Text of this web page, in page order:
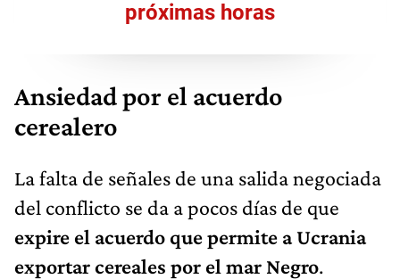
próximas horas
Ansiedad por el acuerdo
cerealero
La falta de señales de una salida negociada
del conflicto se da a pocos días de que
expire el acuerdo que permite a Ucrania
exportar cereales por el mar Negro.